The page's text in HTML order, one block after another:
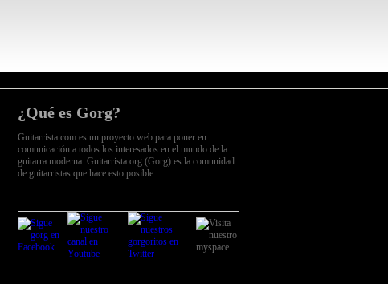
¿Qué es Gorg?
Guitarrista.com es un proyecto web para poner en
comunicación a todos los interesados en el mundo de la
guitarra moderna. Guitarrista.org (Gorg) es la comunidad
de guitarristas que hace esto posible.